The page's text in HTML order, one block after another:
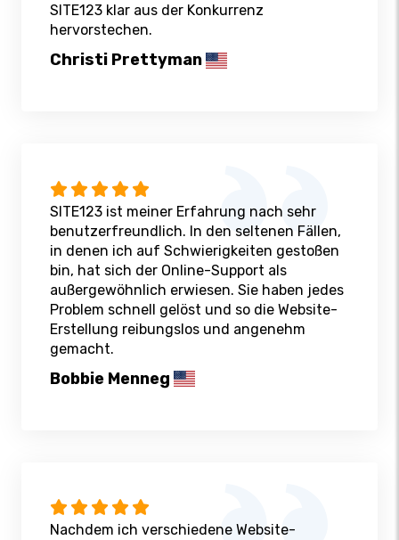
SITE123 klar aus der Konkurrenz
hervorstechen.
Christi Prettyman
SITE123 ist meiner Erfahrung nach sehr
benutzerfreundlich. In den seltenen Fällen,
in denen ich auf Schwierigkeiten gestoßen
bin, hat sich der Online-Support als
außergewöhnlich erwiesen. Sie haben jedes
Problem schnell gelöst und so die Website-
Erstellung reibungslos und angenehm
gemacht.
Bobbie Menneg
Nachdem ich verschiedene Website-